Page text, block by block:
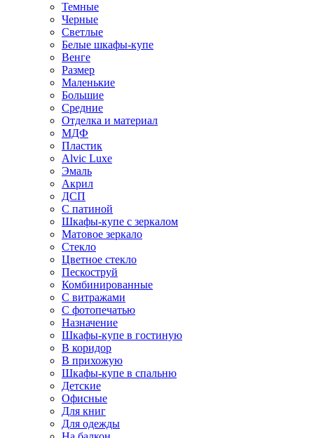
Темные
Черные
Светлые
Белые шкафы-купе
Венге
Размер
Маленькие
Большие
Средние
Отделка и материал
МДФ
Пластик
Alvic Luxe
Эмаль
Акрил
ДСП
С патиной
Шкафы-купе с зеркалом
Матовое зеркало
Стекло
Цветное стекло
Пескоструй
Комбинированные
С витражами
С фотопечатью
Назначение
Шкафы-купе в гостиную
В коридор
В прихожую
Шкафы-купе в спальню
Детские
Офисные
Для книг
Для одежды